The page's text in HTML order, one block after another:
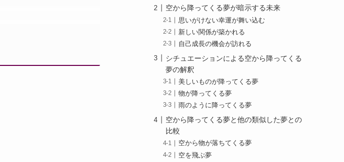
空から降ってくる夢が暗示する未来
思いがけない幸運が舞い込む
新しい関係が築かれる
自己成長の機会が訪れる
シチュエーションによる空から降ってくる
夢の解釈
美しいものが降ってくる夢
物が降ってくる夢
雨のように降ってくる夢
空から降ってくる夢と他の類似した夢との
比較
空から物が落ちてくる夢
空を飛ぶ夢